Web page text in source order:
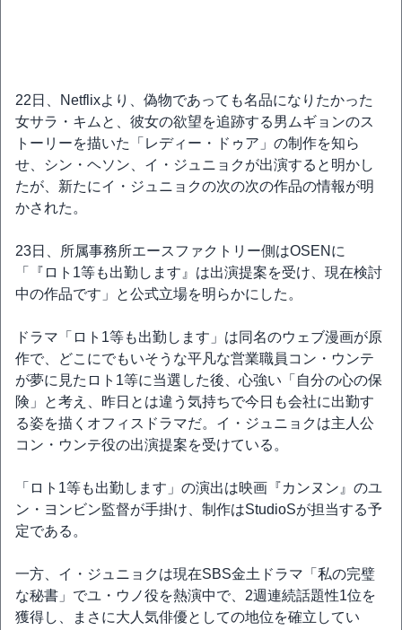
22日、Netflixより、偽物であっても名品になりたかった
女サラ・キムと、彼女の欲望を追跡する男ムギョンのス
トーリーを描いた「レディー・ドゥア」の制作を知ら
せ、シン・ヘソン、イ・ジュニョクが出演すると明かし
たが、新たにイ・ジュニョクの次の次の作品の情報が明
かされた。
23日、所属事務所エースファクトリー側はOSENに
「『ロト1等も出勤します』は出演提案を受け、現在検討
中の作品です」と公式立場を明らかにした。
ドラマ「ロト1等も出勤します」は同名のウェブ漫画が原
作で、どこにでもいそうな平凡な営業職員コン・ウンテ
が夢に見たロト1等に当選した後、心強い「自分の心の保
険」と考え、昨日とは違う気持ちで今日も会社に出勤す
る姿を描くオフィスドラマだ。イ・ジュニョクは主人公
コン・ウンテ役の出演提案を受けている。
「ロト1等も出勤します」の演出は映画『カンヌン』のユ
ン・ヨンビン監督が手掛け、制作はStudioSが担当する予
定である。
一方、イ・ジュニョクは現在SBS金土ドラマ「私の完璧
な秘書」でユ・ウノ役を熱演中で、2週連続話題性1位を
獲得し、まさに大人気俳優としての地位を確立してい